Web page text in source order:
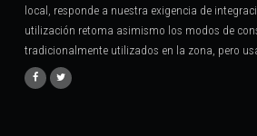
local, responde a nuestra exigencia de
utilización retoma asimismo los modos de
tradicionalmente utilizados en la zona, pero